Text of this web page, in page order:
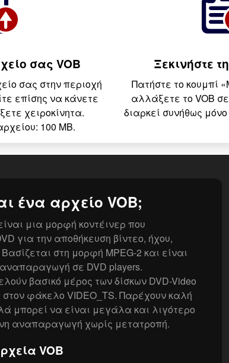
σας VOB
σας στην περιοχή
επίσης να κάνετε
χειροκίνητα.
100 MB.
Ξεκινήστε
Πατήστε το κουμπί
αλλάξετε το VOB
διαρκεί συνήθως
ένα αρχείο VOB;
μια μορφή κοντέινερ που
για την αποθήκευση βίντεο, ήχου,
στη μορφή MPEG-2 και είναι
σε DVD players.
βασικό μέρος των δίσκων DVD-Video
στον φάκελο VIDEO_TS. Παρέχουν καλή
μπορεί να είναι μεγάλα και λιγότερο
αναπαραγωγή χωρίς μετατροπή.
VOB